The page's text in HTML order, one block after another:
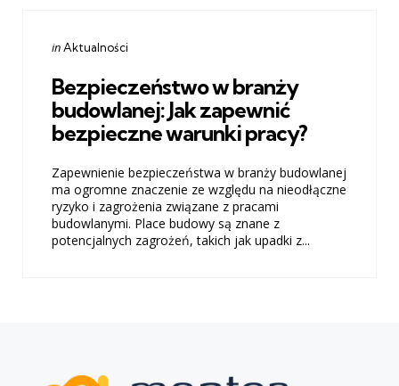
Categories
Posted
inAktualności
Bezpieczeństwo w branży
budowlanej: Jak zapewnić
bezpieczne warunki pracy?
Zapewnienie bezpieczeństwa w branży budowlanej
ma ogromne znaczenie ze względu na nieodłączne
ryzyko i zagrożenia związane z pracami
budowlanymi. Place budowy są znane z
potencjalnych zagrożeń, takich jak upadki z...